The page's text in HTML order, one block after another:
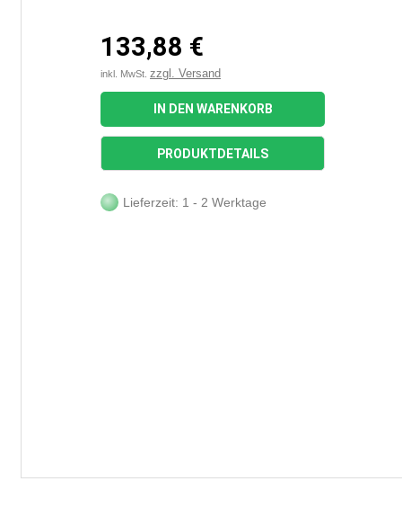
133,88 €
inkl. MwSt. zzgl. Versand
IN DEN WARENKORB
PRODUKTDETAILS
Lieferzeit: 1 - 2 Werktage